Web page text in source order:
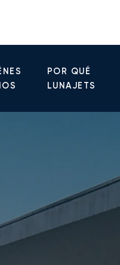
POR QUÉ
LUNAJETS